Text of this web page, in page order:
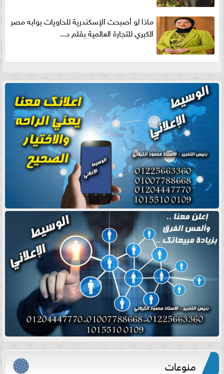
ماذا لو أصبحت الإسكندرية للحاويات بوابه مصر
الكبري للتجارة العالمية بقلم د...
منوعات